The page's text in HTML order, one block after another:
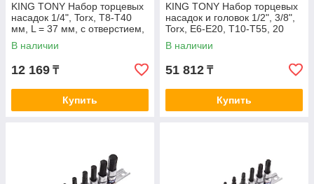
KING TONY Набор торцевых
насадок 1/4", Torx, Т8-Т40
мм, L = 37 мм, с отверстием,
9 предметов KING TONY
2119PR
В наличии
12 169 ₸
Купить
KING TONY Набор торцевых
насадок и головок 1/2", 3/8",
Torx, Е6-Е20, Т10-Т55, 20
предметов KING TONY
7120PR
В наличии
51 812 ₸
Купить